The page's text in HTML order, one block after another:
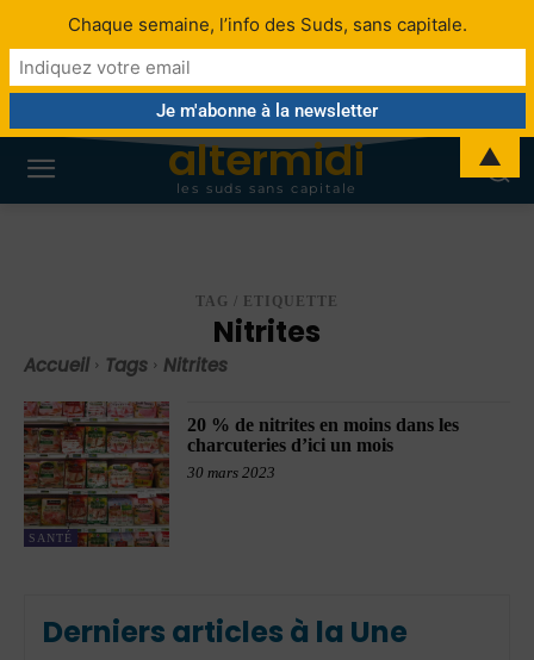
altermidi
les suds sans capitale
TAG / ETIQUETTE
Nitrites
Accueil Tags Nitrites
SANTÉ
20 % de nitrites en moins dans les
charcuteries d’ici un mois
30 mars 2023
Derniers articles à la Une
Chaque semaine, l’info des Suds, sans capitale.
▲